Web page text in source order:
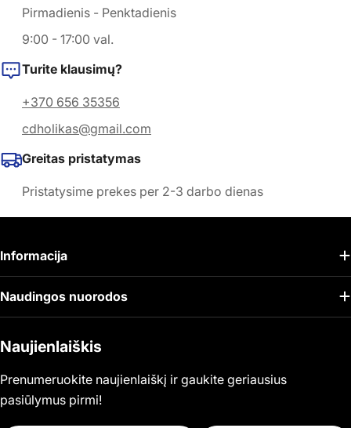
Pirmadienis - Penktadienis
9:00 - 17:00 val.
Turite klausimų?
+370 656 35356
cdholikas@gmail.com
Greitas pristatymas
Pristatysime prekes per 2-3 darbo dienas
Naujienlaiškis
Prenumeruokite naujienlaiškį ir gaukite geriausius
pasiūlymus pirmi!
Informacija
Naudingos nuorodos